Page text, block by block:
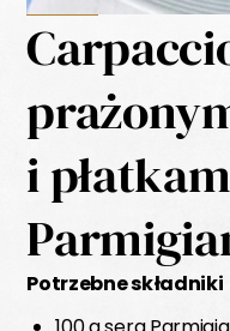
i
Potrzebne składniki